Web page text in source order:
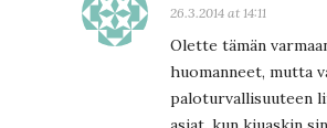
26.3.2014 at 14:11
Olette tämän
huomanneet, mutta
paloturvallisuuteen